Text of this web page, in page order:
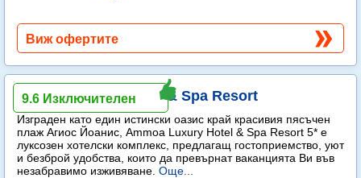
Виж офертите
Ammoa Luxury Hotel & Spa Resort
Изграден като един истински оазис край красивия пясъчен
плаж Агиос Йоанис, Ammoa Luxury Hotel & Spa Resort 5* е
луксозен хотелски комплекс, предлагащ гостоприемство, уют
и безброй удобства, които да превърнат ваканцията Ви във
незабравимо изживяване. Още...
9.6 Изключителен